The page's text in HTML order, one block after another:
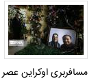
مسافربری اوکراین